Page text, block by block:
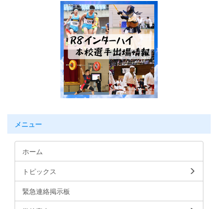
メニュー
ホーム
トピックス
緊急連絡掲示板